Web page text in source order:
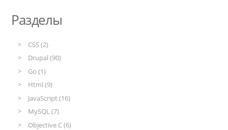
Разделы
CSS (2)
Drupal (90)
Go (1)
Html (9)
JavaScript (16)
MySQL (7)
Objective C (6)